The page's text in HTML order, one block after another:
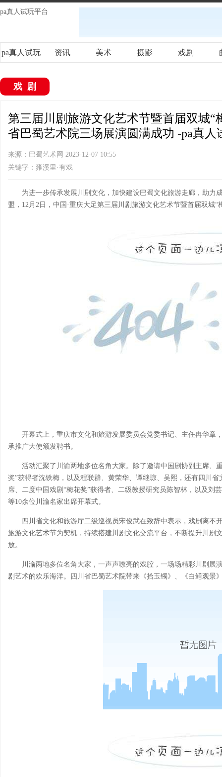
pa真人试玩平台
pa真人试玩 资讯 美术 摄影 戏剧
戏剧
第三届川剧旅游文化艺术节暨首届双城“
省巴蜀艺术院三场展演圆满成功 -pa真人
来源：巴蜀艺术网 2023-12-07 10:55
关键字：雍溪里·有戏
为进一步传承发展川剧文化，加快建设巴蜀文化旅游走廊，助力
盟，12月2日，中国·重庆大足第三届川剧旅游文化艺术节暨首届双城
开幕式上，重庆市文化和旅游发展委员会党委书记、主任冉华章
承推广大使颁发聘书。
活动汇聚了川渝两地多位名角大家。除了邀请中国剧协副主席、
奖”获得者沈铁梅，以及程联群、黄荣华、谭继琼、吴熙，还有四川
席、二度中国戏剧“梅花奖”获得者、二级教授研究员陈智林，以及刘
等10余位川渝名家出席开幕式。
四川省文化和旅游厅二级巡视员宋俊武在致辞中表示，戏剧离不
旅游文化艺术节为契机，持续搭建川剧文化交流平台，不断提升川剧
放。
川渝两地多位名角大家，一声声嘹亮的戏腔，一场场精彩川剧展
剧艺术的欢乐海洋。四川省巴蜀艺术院带来《拾玉镯》、《白鳝观景